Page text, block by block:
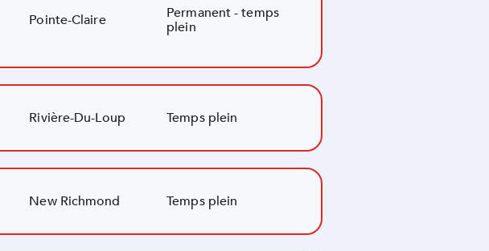
Pointe-Claire
Permanent - temps
plein
Rivière-Du-Loup Temps plein
New Richmond Temps plein